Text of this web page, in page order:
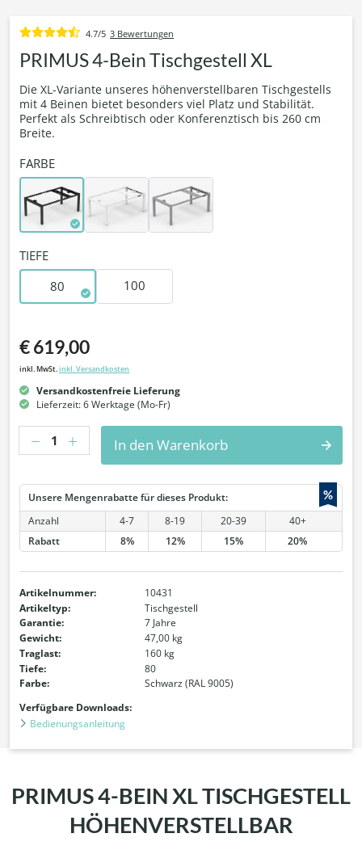
4.7/5 3 Bewertungen
PRIMUS 4-Bein Tischgestell XL
Die XL-Variante unseres höhenverstellbaren Tischgestells
mit 4 Beinen bietet besonders viel Platz und Stabilität.
Perfekt als Schreibtisch oder Konferenztisch bis 260 cm
Breite.
FARBE
TIEFE
80
100
€ 619,00
inkl. MwSt.inkl. Versandkosten
Versandkostenfreie Lieferung
Lieferzeit: 6 Werktage (Mo-Fr)
Anzahl
In den Warenkorb
%
Unsere Mengenrabatte für dieses Produkt:
Anzahl
4-7 8-19 20-39
40+
Rabatt
8% 12% 15% 20%
Artikelnummer:
10431
Artikeltyp:
Tischgestell
Garantie:
7 Jahre
Gewicht:
47,00 kg
Traglast:
160 kg
Tiefe:
80
Farbe:
Schwarz (RAL 9005)
Verfügbare Downloads:
Bedienungsanleitung
PRIMUS 4-BEIN XL TISCHGESTELL
HÖHENVERSTELLBAR